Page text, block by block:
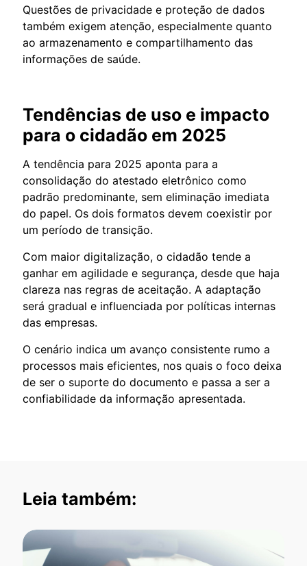
Questões de privacidade e proteção de dados
também exigem atenção, especialmente quanto
ao armazenamento e compartilhamento das
informações de saúde.
Tendências de uso e impacto
para o cidadão em 2025
A tendência para 2025 aponta para a
consolidação do atestado eletrônico como
padrão predominante, sem eliminação imediata
do papel. Os dois formatos devem coexistir por
um período de transição.
Com maior digitalização, o cidadão tende a
ganhar em agilidade e segurança, desde que haja
clareza nas regras de aceitação. A adaptação
será gradual e influenciada por políticas internas
das empresas.
O cenário indica um avanço consistente rumo a
processos mais eficientes, nos quais o foco deixa
de ser o suporte do documento e passa a ser a
confiabilidade da informação apresentada.
Leia também: